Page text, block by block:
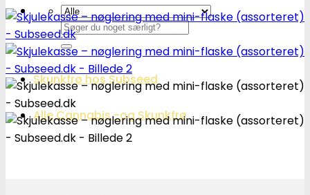
Søg
efter:
Skunkfrø hos Subseed
Alle Cannabis -og Skunkfrø